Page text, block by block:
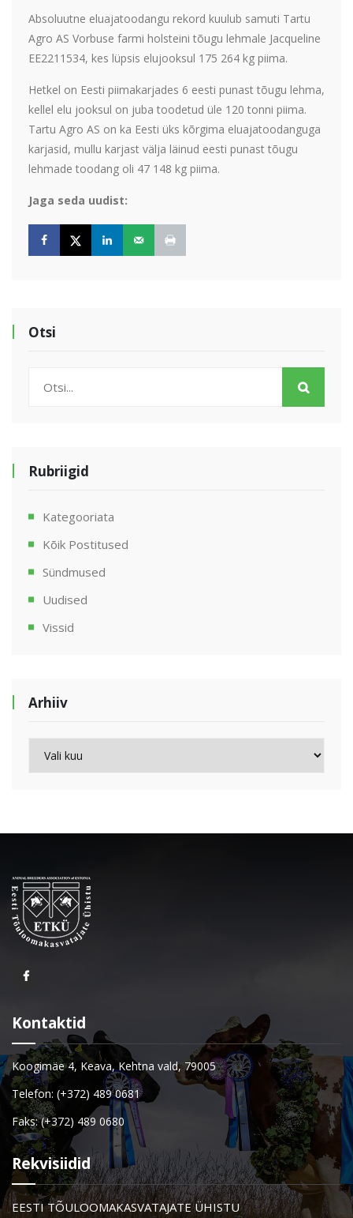
Absoluutne eluajatoodangu rekord kuulub samuti Tartu
Agro AS Vorbuse farmi holsteini tõugu lehmale Jacqueline
EE2211534, kes lüpsis elujooksul 175 264 kg piima.
Hetkel on Eesti piimakarjades 6 eesti punast tõugu lehma,
kellel elu jooksul on juba toodetud üle 120 tonni piima.
Tartu Agro AS on ka Eesti üks kõrgima eluajatoodanguga
karjasid, mullu karjast välja läinud eesti punast tõugu
lehmade toodang oli 47 148 kg piima.
Jaga seda uudist:
Otsi
Rubriigid
Kategooriata
Kõik Postitused
Sündmused
Uudised
Vissid
Arhiiv
Kontaktid
Koogimäe 4, Keava, Kehtna vald, 79005
Telefon: (+372) 489 0681
Faks: (+372) 489 0680
Rekvisiidid
EESTI TÕULOOMAKASVATAJATE ÜHISTU